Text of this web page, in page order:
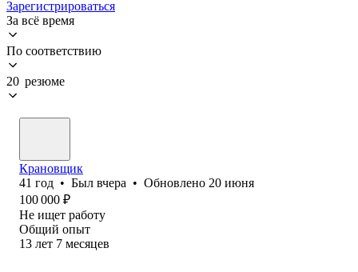
Зарегистрироваться
За всё время
По соответствию
20 резюме
Крановщик
41 год • Был вчера • Обновлено 20 июня
100 000 ₽
Не ищет работу
Общий опыт
13 лет 7 месяцев